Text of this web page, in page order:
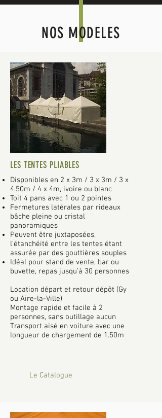
NOS MODELES
LES TENTES PLIABLES
Disponibles en 2 x 3m / 3 x 3m / 3 x
4.50m / 4 x 4m, ivoire ou blanc
Toit 4 pans avec 1 ou 2 pointes
Fermetures latérales par rideaux
bâche pleine ou cristal
panoramiques
Peuvent être juxtaposées,
l’étanchéité entre les tentes étant
assurée par des gouttières souples
Idéal pour stand de vente, bar ou
buvette, repas jusqu’à 30 personnes
Location départ et retour dépôt (Gy
ou Aire-la-Ville)
Montage rapide et facile à 2
personnes, sans outillage aucun
Transport aisé en voiture avec une
longueur de chargement de 1.50m
Le Catalogue